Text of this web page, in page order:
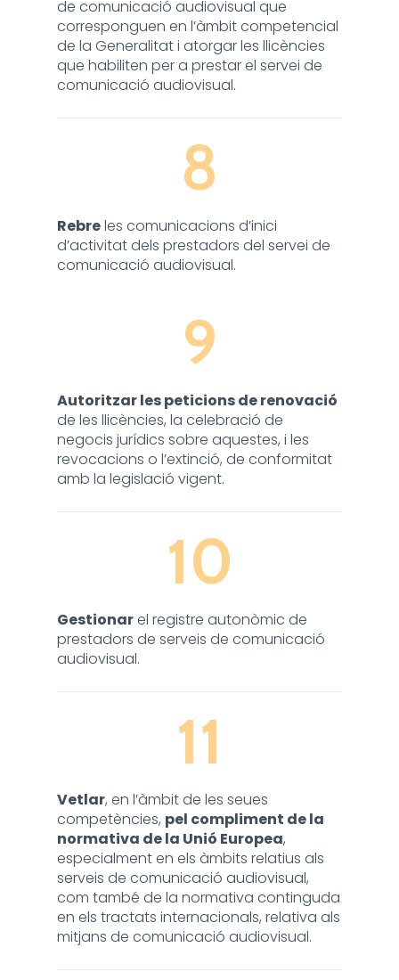
de comunicació audiovisual que
corresponguen en l’àmbit competencial
de la Generalitat i atorgar les llicències
que habiliten per a prestar el servei de
comunicació audiovisual.
8
Rebreles comunicacions d’inici
d’activitat dels prestadors del servei de
comunicació audiovisual.
9
Autoritzar les peticions de renovació
de les llicències, la celebració de
negocis jurídics sobre aquestes, i les
revocacions o l’extinció, de conformitat
amb la legislació vigent.
10
Gestionarel registre autonòmic de
prestadors de serveis de comunicació
audiovisual.
11
Vetlar, en l’àmbit de les seues
competències, pel compliment de la
normativa de la Unió Europea,
especialment en els àmbits relatius als
serveis de comunicació audiovisual,
com també de la normativa continguda
en els tractats internacionals, relativa als
mitjans de comunicació audiovisual.